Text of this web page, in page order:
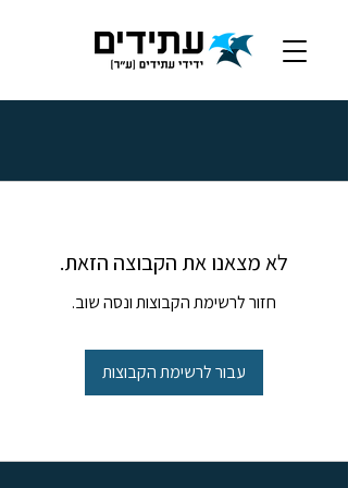
לא מצאנו את הקבוצה הזאת.
חזור לרשימת הקבוצות ונסה שוב.
עבור לרשימת הקבוצות